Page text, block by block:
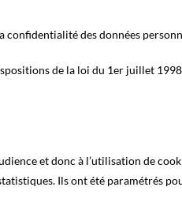
des données
de la loi du 1er juillet
et donc à l’utilisation de
Ils ont été paramétrés